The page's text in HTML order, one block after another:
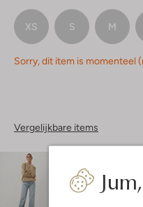
XS S M
Sorry, dit item is momenteel
Vergelijkbare items
Lexi is 1 meter 75
regular fit.